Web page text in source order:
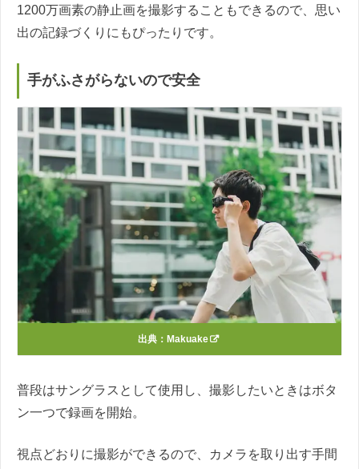
1200万画素の静止画を撮影することもできるので、思い
出の記録づくりにもぴったりです。
手がふさがらないので安全
出典： Makuake
普段はサングラスとして使用し、撮影したいときはボタ
ン一つで録画を開始。
視点どおりに撮影ができるので、カメラを取り出す手間